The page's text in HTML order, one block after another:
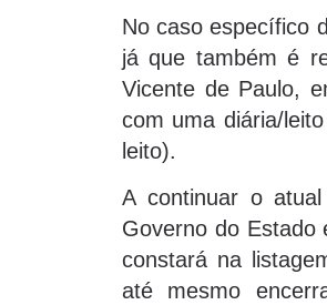
No caso específico
já que também é
Vicente de Paulo,
com uma diária/
leito).
A continuar o
Governo do Estado
constará na
até mesmo